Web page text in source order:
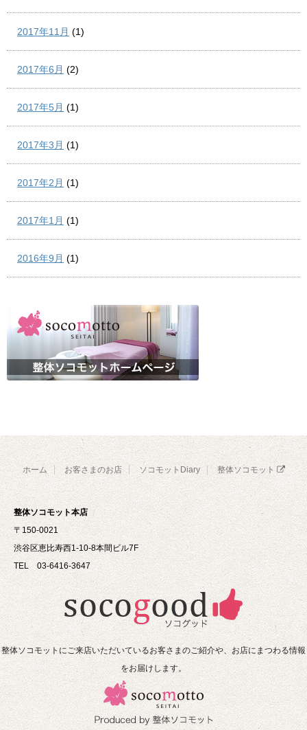
2017年11月 (1)
2017年6月 (2)
2017年5月 (1)
2017年3月 (1)
2017年2月 (1)
2017年1月 (1)
2016年9月 (1)
ホーム お客さまのお店 ソコモットDiary 整体ソコモット
整体ソコモット本店
〒150-0021
渋谷区恵比寿西1-10-8本間ビル7F
TEL 03-6416-3647
整体ソコモットにご来店いただいているお客さまのご紹介や、お店にまつわる情報
をお届けします。